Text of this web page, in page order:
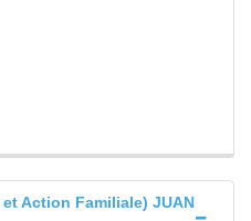
Action Familiale) JUAN